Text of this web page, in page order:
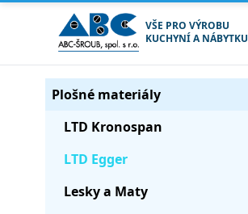
ABC ŠROUB, spol. s r.o.
VŠE PRO VÝROBU
KUCHYNÍ A NÁBYTKU
Seznam produktů
Kategorie
Plošné materiály
LTD Kronospan
LTD Egger
Lesky a Maty